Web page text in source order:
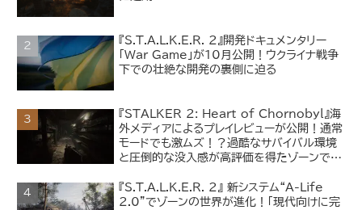
『S.T.A.L.K.E.R. 2』開発ドキュメンタリー
「War Game」が10月公開！ウクライナ戦争
下での壮絶な開発の裏側に迫る
『STALKER 2: Heart of Chornobyl』海
外メディアによるプレイレビューが公開！通常
モードでも激ムズ！？過酷なサバイバル環境
と圧倒的な没入感が高評価を得たゾーンでの
『S.T.A.L.K.E.R. 2』 新システム“A-Life
2.0”でゾーンの世界が進化！「現代向けに完